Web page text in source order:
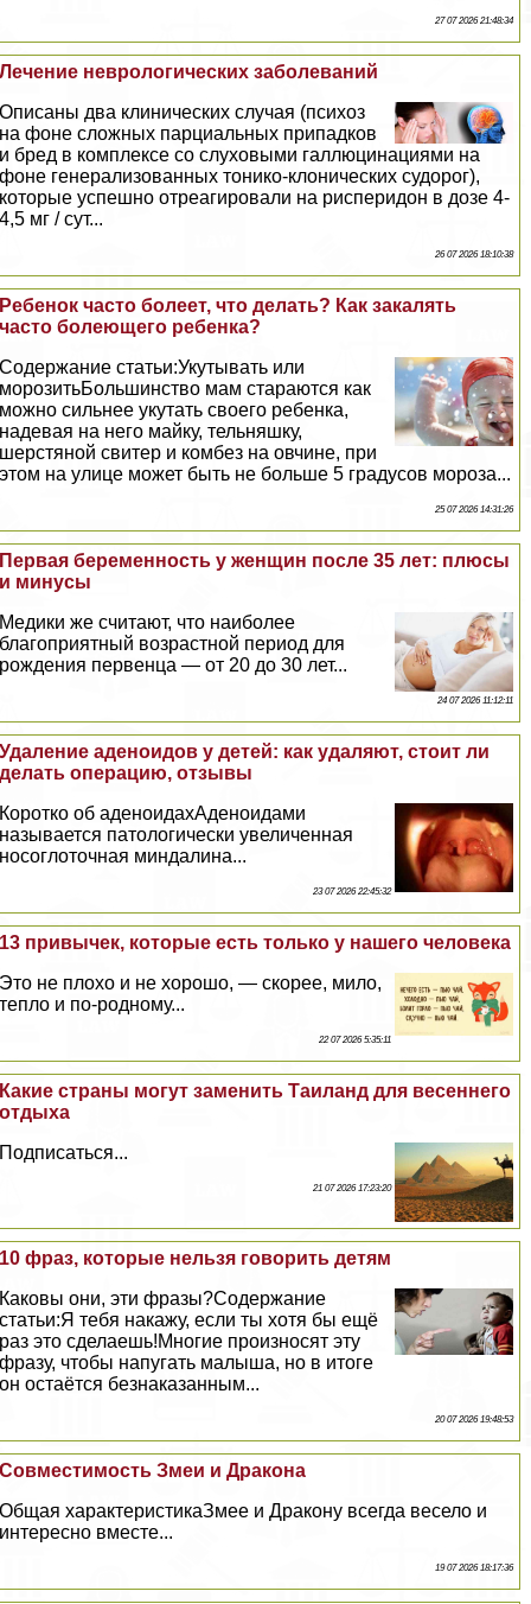
27 07 2026 21:48:34
Лечение неврологических заболеваний
Описаны два клинических случая (психоз
на фоне сложных парциальных припадков
и бред в комплексе со слуховыми галлюцинациями на
фоне генерализованных тонико-клонических судорог),
которые успешно отреагировали на рисперидон в дозе 4-
4,5 мг / сут...
26 07 2026 18:10:38
Ребенок часто болеет, что делать? Как закалять
часто болеющего ребенка?
Содержание статьи:Укутывать или
морозитьБольшинство мам стараются как
можно сильнее укутать своего ребенка,
надевая на него майку, тельняшку,
шерстяной свитер и комбез на овчине, при
этом на улице может быть не больше 5 градусов мороза...
25 07 2026 14:31:26
Первая беременность у женщин после 35 лет: плюсы
и минусы
Медики же считают, что наиболее
благоприятный возрастной период для
рождения первенца — от 20 до 30 лет...
24 07 2026 11:12:11
Удаление аденоидов у детей: как удаляют, стоит ли
делать операцию, отзывы
Коротко об аденоидахАденоидами
называется патологически увеличенная
носоглоточная миндалина...
23 07 2026 22:45:32
13 привычек, которые есть только у нашего человека
Это не плохо и не хорошо, — скорее, мило,
тепло и по-родному...
22 07 2026 5:35:11
Какие страны могут заменить Таиланд для весеннего
отдыха
Подписаться...
21 07 2026 17:23:20
10 фраз, которые нельзя говорить детям
Каковы они, эти фразы?Содержание
статьи:Я тебя накажу, если ты хотя бы ещё
раз это сделаешь!Многие произносят эту
фразу, чтобы напугать малыша, но в итоге
он остаётся безнаказанным...
20 07 2026 19:48:53
Совместимость Змеи и Дpaкона
Общая хаpaктеристикаЗмее и Дpaкону всегда весело и
интересно вместе...
19 07 2026 18:17:36